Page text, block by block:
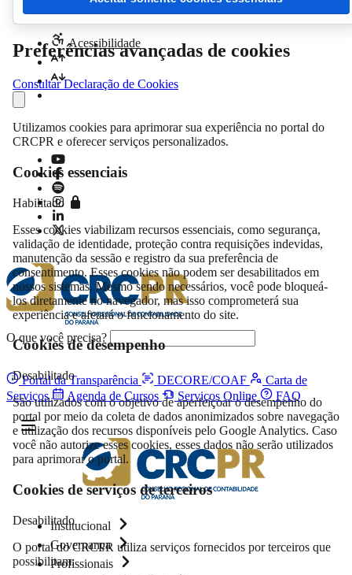
Acessibilidade
O que você precisa?
Portal da Transparência DECORE/COAF
Carta de
Serviços
Agenda de Cursos Serviços Online FAQ
Institucional
Governança
Profissionais
Preferências avançadas de cookies
Consultar Declaração de Cookies
Utilizamos cookies para aprimorar sua experiência no portal do
CRCPR e oferecer serviços personalizados.
Cookies essenciais
Habilitado
Esses cookies viabilizam recursos essenciais, como segurança,
validação de identidade, proteção contra requisições indevidas,
manutenção da sessão e registro da sua preferência de
consentimento. Esses cookies não podem ser desabilitados em
nossos sistemas. Mesmo sendo necessários, você pode bloqueá-
los diretamente no navegador, mas isso comprometerá sua
experiência e afetará o funcionamento do site.
Cookies de desempenho
Desabilitado
São utilizados com o objetivo de aperfeiçoar o desempenho do
portal por meio da coleta de dados anonimizados sobre navegação
e utilização dos recursos disponíveis pelo Google Analytics. Caso
você não autorize esses cookies, esses dados não serão utilizados
para aprimorar o portal.
Cookies de serviços de terceiros
Desabilitado
O portal do CRCPR utiliza serviços fornecidos por terceiros que
possibilitam: